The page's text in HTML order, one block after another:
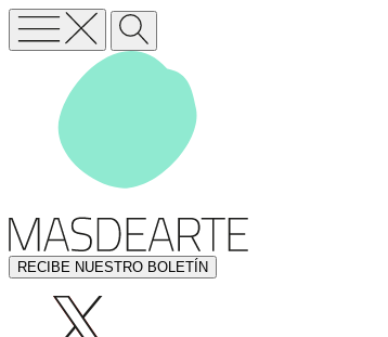
RECIBE NUESTRO BOLETÍN